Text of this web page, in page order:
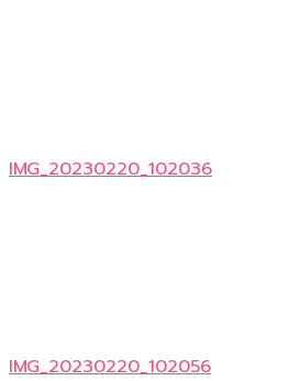
IMG_20230220_102036
IMG_20230220_102056